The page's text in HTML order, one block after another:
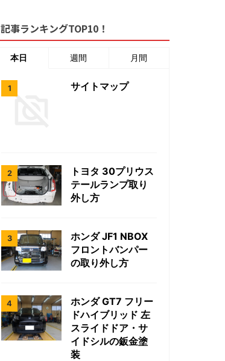
記事ランキングTOP10！
本日 週間 月間
サイトマップ
トヨタ 30プリウス
テールランプ取り
外し方
ホンダ JF1 NBOX
フロントバンパー
の取り外し方
ホンダ GT7 フリー
ドハイブリッド 左
スライドドア・サ
イドシルの鈑金塗
装